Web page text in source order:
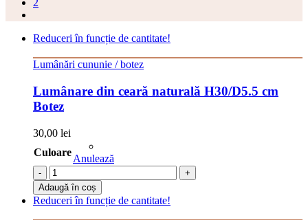
Reduceri în funcție de cantitate!
Lumânări cununie / botez
Lumânare din ceară naturală H30/D5.5 cm
Botez
30,00 lei
Culoare
Anulează
-
+
Adaugă în coș
Reduceri în funcție de cantitate!